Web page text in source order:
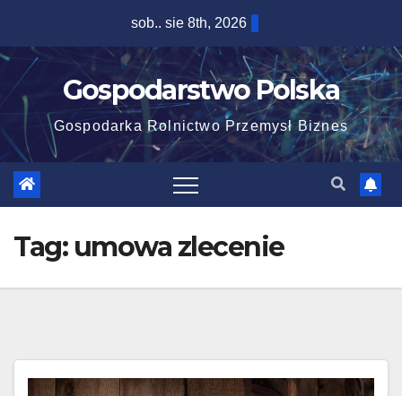
content
sob.. sie 8th, 2026
Gospodarstwo Polska
Gospodarka Rolnictwo Przemysł Biznes
Tag: umowa zlecenie